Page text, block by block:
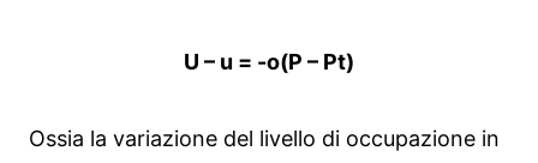
U – u = -o(P – Pt)
Ossia la variazione del livello di occupazione in